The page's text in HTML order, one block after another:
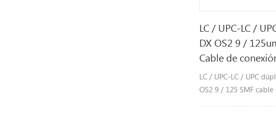
LC / UPC-LC /
DX OS2 9 /
Cable de
LC / UPC-LC / UPC
OS2 9 / 125 SMF cable